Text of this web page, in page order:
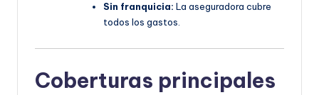
Sin franquicia: La aseguradora cubre
todos los gastos.
Coberturas principales